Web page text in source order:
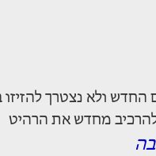
ולא נצטרך
מחדש את הרהיט